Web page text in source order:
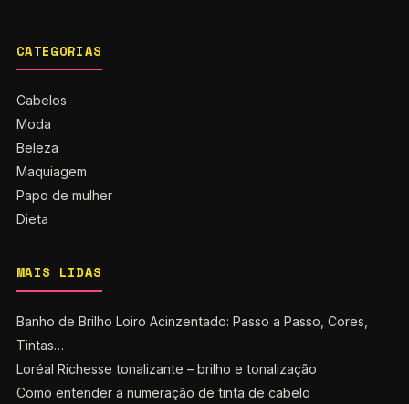
CATEGORIAS
Cabelos
Moda
Beleza
Maquiagem
Papo de mulher
Dieta
MAIS LIDAS
Banho de Brilho Loiro Acinzentado: Passo a Passo, Cores,
Tintas…
Loréal Richesse tonalizante – brilho e tonalização
Como entender a numeração de tinta de cabelo